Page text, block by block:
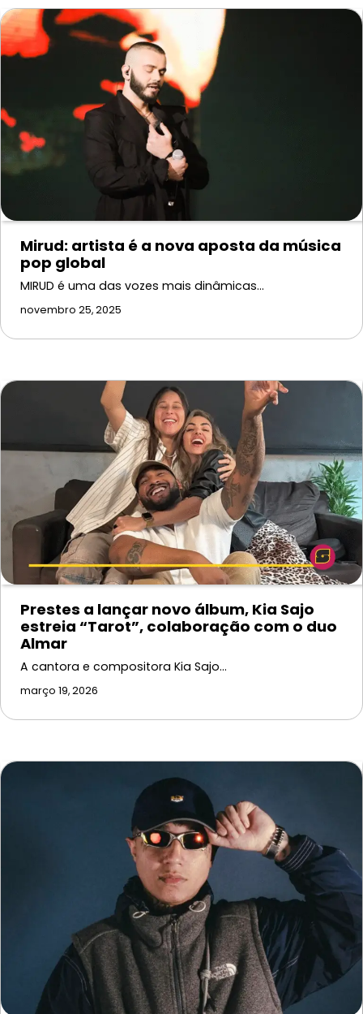
Mirud: artista é a nova aposta da música
pop global
MIRUD é uma das vozes mais dinâmicas…
novembro 25, 2025
Prestes a lançar novo álbum, Kia Sajo
estreia “Tarot”, colaboração com o duo
Almar
A cantora e compositora Kia Sajo…
março 19, 2026